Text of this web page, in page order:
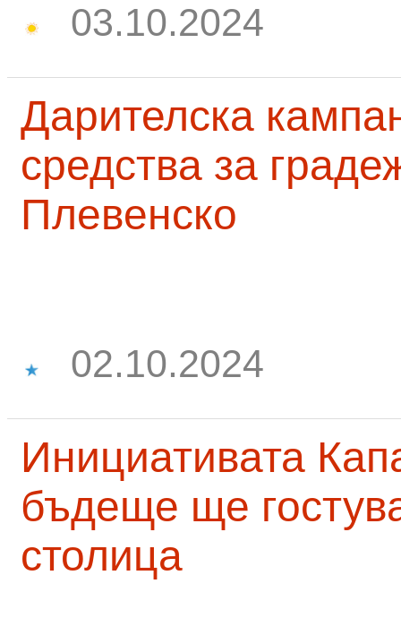
03.10.2024
Дарителска
средства за
Плевенско
02.10.2024
Инициативата
бъдеще ще
столица